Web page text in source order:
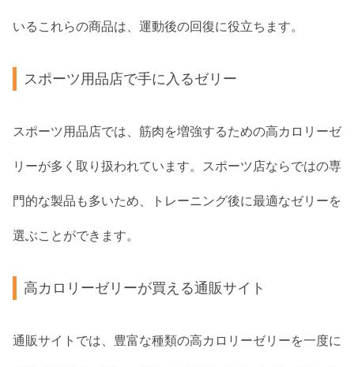
いるこれらの商品は、運動後の回復に役立ちます。
スポーツ用品店で手に入るゼリー
スポーツ用品店では、筋肉を増強するための高カロリーゼ
リーが多く取り扱われています。スポーツ店ならではの専
門的な製品も多いため、トレーニング後に最適なゼリーを
選ぶことができます。
高カロリーゼリーが買える通販サイト
通販サイトでは、豊富な種類の高カロリーゼリーを一度に